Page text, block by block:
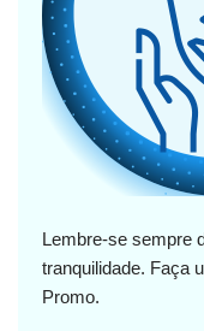
Lembre-se sempre
tranquilidade. Faça
Promo.